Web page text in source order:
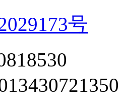
号
13430721350